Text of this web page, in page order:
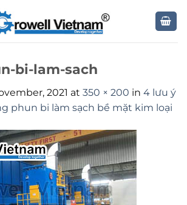
bi-lam-sach
2021 at 350 × 200 in 4 lưu ý
phun bi làm sạch bề mặt kim loại